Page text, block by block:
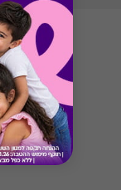
מימוש ההטבה